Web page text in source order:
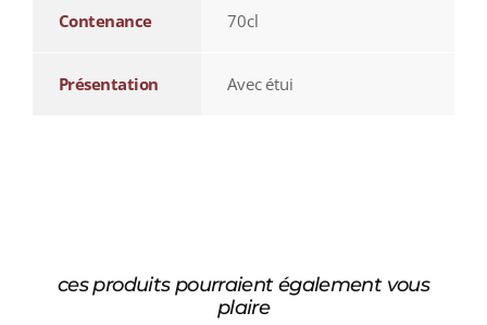
Contenance 70cl
Présentation Avec étui
ces produits pourraient également vous
plaire